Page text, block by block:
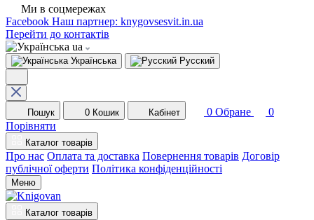
Ми в соцмережах
Facebook Наш партнер: knygovsesvit.in.ua
Перейти до контактів
ua
Українська Русский
Пошук 0 Кошик Кабінет 0 Обране
0
Порівняти
Каталог товарів
Про нас Оплата та доставка Повернення товарів Договір
публічної оферти Політика конфіденційності
Меню
Каталог товарів